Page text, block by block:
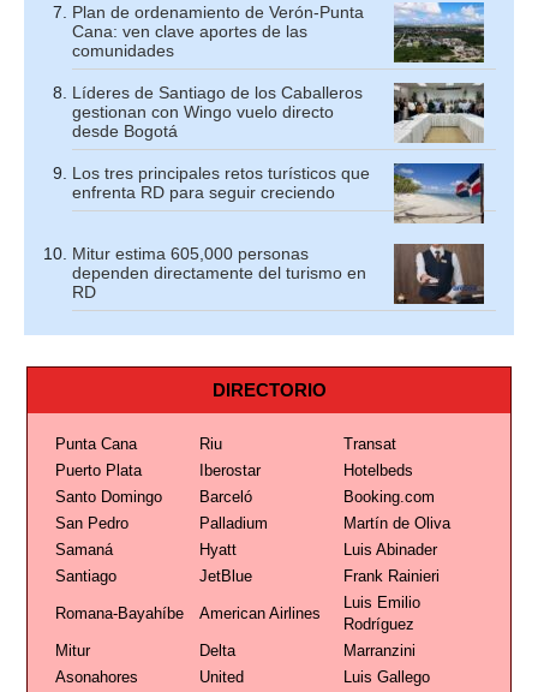
Plan de ordenamiento de Verón-Punta
Cana: ven clave aportes de las
comunidades
Líderes de Santiago de los Caballeros
gestionan con Wingo vuelo directo
desde Bogotá
Los tres principales retos turísticos que
enfrenta RD para seguir creciendo
Mitur estima 605,000 personas
dependen directamente del turismo en
RD
DIRECTORIO
Punta Cana Riu
Transat
Puerto Plata
Iberostar
Hotelbeds
Santo Domingo
Barceló
Booking.com
San Pedro
Palladium
Martín de Oliva
Samaná
Hyatt
Luis Abinader
Santiago
JetBlue Frank Rainieri
Romana-Bayahíbe American Airlines
Luis Emilio
Rodríguez
Mitur
Delta
Marranzini
Asonahores
United
Luis Gallego